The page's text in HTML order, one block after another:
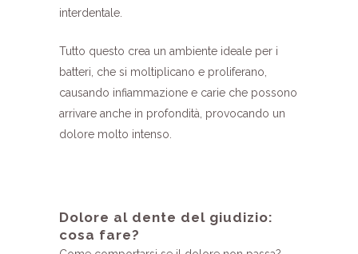
interdentale.
Tutto questo crea un ambiente ideale per i
batteri, che si moltiplicano e proliferano,
causando infiammazione e carie che possono
arrivare anche in profondità, provocando un
dolore molto intenso.
Dolore al dente del giudizio:
cosa fare?